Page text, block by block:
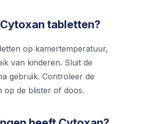
tabletten?
op kamertemperatuur,
van kinderen. Sluit de
gebruik. Controleer de
op de blister of doos.